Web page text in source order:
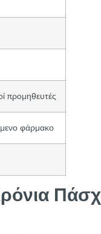
προμηθευτές
φάρμακο